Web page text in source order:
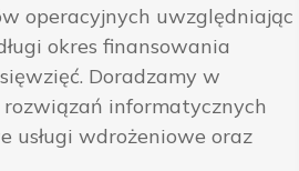
operacyjnych uwzględniając
okres finansowania
Doradzamy w
informatycznych
usługi wdrożeniowe oraz